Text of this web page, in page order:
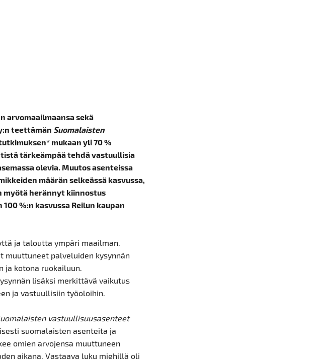
arvomaailmaansa sekä
teettämän Suomalaisten
mukaan yli 70 %
tärkeämpää tehdä vastuullisia
olevia. Muutos asenteissa
määrän selkeässä kasvussa,
myötä herännyt kiinnostus
%:n kasvussa Reilun kaupan
ja taloutta ympäri maailman.
muuttuneet palveluiden kysynnän
ja kotona ruokailuun.
lisäksi merkittävä vaikutus
ja vastuullisiin työoloihin.
vastuullisuusasenteet
suomalaisten asenteita ja
omien arvojensa muuttuneen
aikana. Vastaava luku miehillä oli